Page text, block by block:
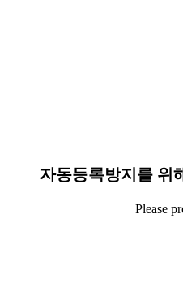
자동등록방지를 위
Please